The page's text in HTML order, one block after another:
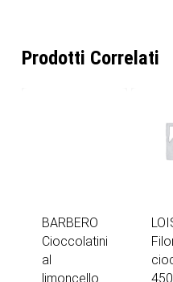
Prodotti Correlati
BARBERO
Cioccolatini
al
limoncello